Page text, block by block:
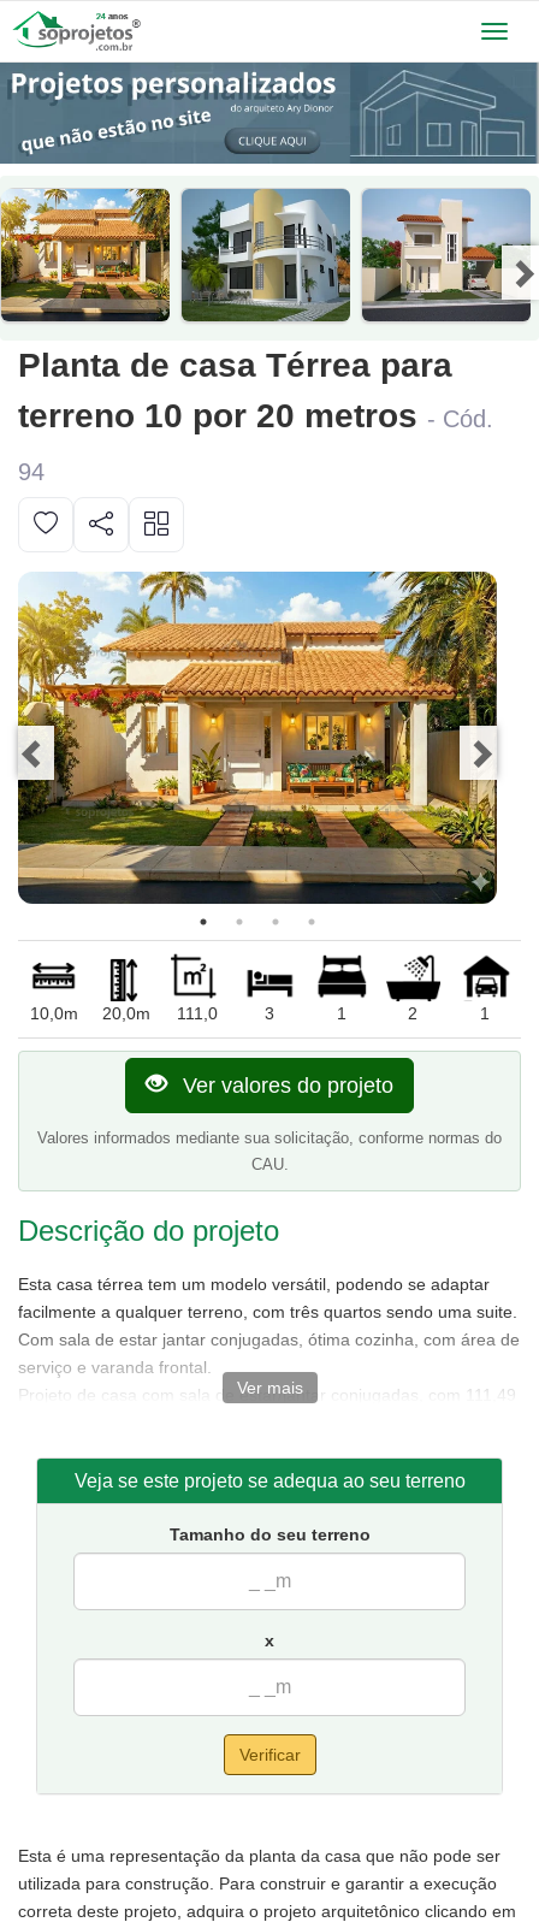
Planta de casa Térrea para
terreno 10 por 20 metros - Cód.
94
10,0m 20,0m 111,0 3 1 2 1
Ver valores do projeto
Valores informados mediante sua solicitação, conforme normas do
CAU.
Descrição do projeto
Esta casa térrea tem um modelo versátil, podendo se adaptar
facilmente a qualquer terreno, com três quartos sendo uma suite.
Com sala de estar jantar conjugadas, ótima cozinha, com área de
serviço e varanda frontal.
Projeto de casa com sala de estar/jantar conjugadas, com 111,49
Sugestão de terreno para implantação: 10 metros de frente
por 20 metros de fundos.
Ver mais
Veja se este projeto se adequa ao seu terreno
Tamanho do seu terreno
x
Verificar
Esta é uma representação da planta da casa que não pode ser
utilizada para construção. Para construir e garantir a execução
correta deste projeto, adquira o projeto arquitetônico clicando em